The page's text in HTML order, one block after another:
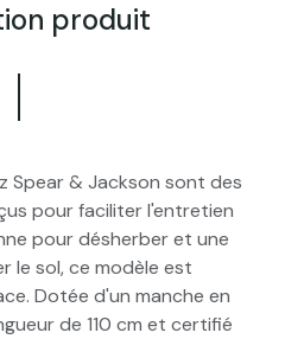
produit
Spear & Jackson sont des
pour faciliter l'entretien
pour désherber et une
le sol, ce modèle est
Dotée d'un manche en
de 110 cm et certifié